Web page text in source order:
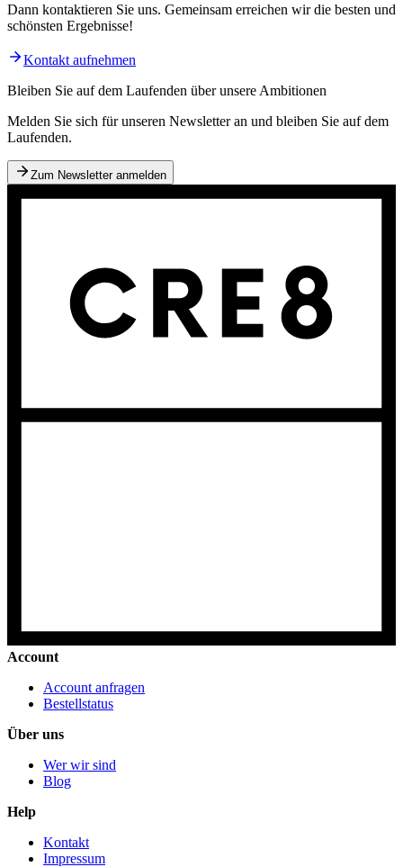
Dann kontaktieren Sie uns. Gemeinsam erreichen wir die besten und
schönsten Ergebnisse!
Kontakt aufnehmen
Bleiben Sie auf dem Laufenden über unsere Ambitionen
Melden Sie sich für unseren Newsletter an und bleiben Sie auf dem
Laufenden.
Zum Newsletter anmelden
Account
Account anfragen
Bestellstatus
Über uns
Wer wir sind
Blog
Help
Kontakt
Impressum